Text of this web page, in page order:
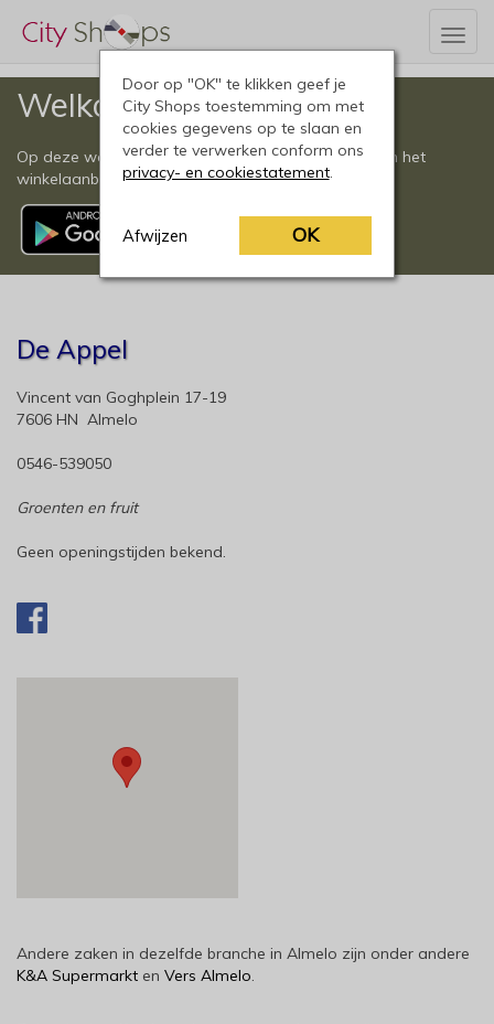
Welkom
Op deze website vindt u een compleet overzicht van het
winkelaanbod in Almelo en omgeving.
De Appel
Vincent van Goghplein 17-19
7606 HN Almelo
0546-539050
Groenten en fruit
Geen openingstijden bekend.
Andere zaken in dezelfde branche in Almelo zijn onder andere
K&A Supermarkt en Vers Almelo.
Door op "OK" te klikken geef je
City Shops toestemming om met
cookies gegevens op te slaan en
verder te verwerken conform ons
privacy- en cookiestatement.
Afwijzen OK